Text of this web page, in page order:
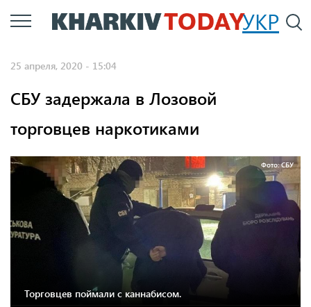
Перейти
к
УКР
25 апреля, 2020 - 15:04
СБУ задержала в Лозовой
торговцев наркотиками
Фото: СБУ
Торговцев поймали с каннабисом.